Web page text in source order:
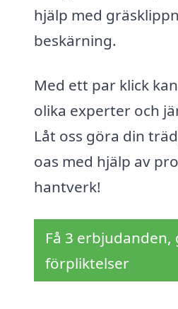
hjälp med
beskärning.
Med ett par klick
olika experter och
Låt oss göra din
oas med hjälp av
hantverk!
Få 3
förpliktelser